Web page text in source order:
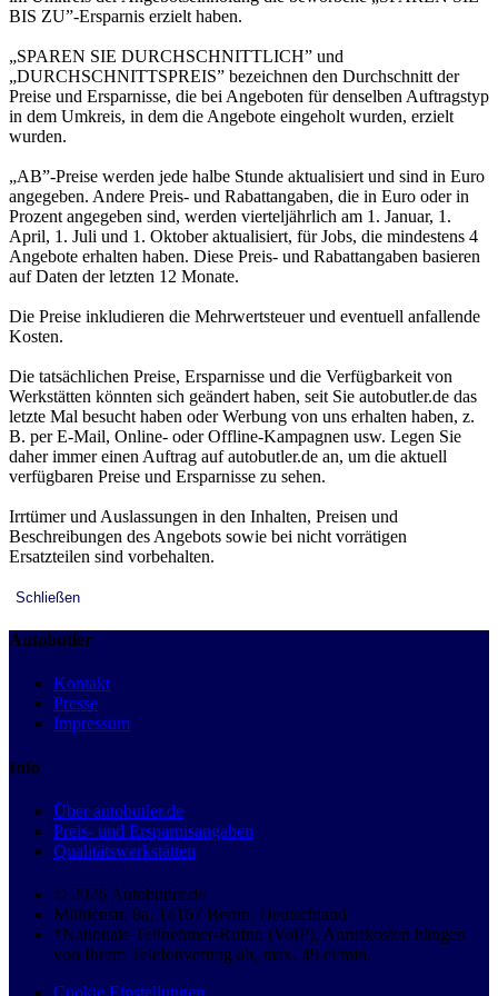
BIS ZU”-Ersparnis erzielt haben.
„SPAREN SIE DURCHSCHNITTLICH” und
„DURCHSCHNITTSPREIS” bezeichnen den Durchschnitt der
Preise und Ersparnisse, die bei Angeboten für denselben Auftragstyp
in dem Umkreis, in dem die Angebote eingeholt wurden, erzielt
wurden.
„AB”-Preise werden jede halbe Stunde aktualisiert und sind in Euro
angegeben. Andere Preis- und Rabattangaben, die in Euro oder in
Prozent angegeben sind, werden vierteljährlich am 1. Januar, 1.
April, 1. Juli und 1. Oktober aktualisiert, für Jobs, die mindestens 4
Angebote erhalten haben. Diese Preis- und Rabattangaben basieren
auf Daten der letzten 12 Monate.
Die Preise inkludieren die Mehrwertsteuer und eventuell anfallende
Kosten.
Die tatsächlichen Preise, Ersparnisse und die Verfügbarkeit von
Werkstätten könnten sich geändert haben, seit Sie autobutler.de das
letzte Mal besucht haben oder Werbung von uns erhalten haben, z.
B. per E-Mail, Online- oder Offline-Kampagnen usw. Legen Sie
daher immer einen Auftrag auf autobutler.de an, um die aktuell
verfügbaren Preise und Ersparnisse zu sehen.
Irrtümer und Auslassungen in den Inhalten, Preisen und
Beschreibungen des Angebots sowie bei nicht vorrätigen
Ersatzteilen sind vorbehalten.
Schließen
Autobutler
Kontakt
Presse
Impressum
Info
Über autobutler.de
Preis- und Ersparnisangaben
Qualitätswerkstätten
© 2026 Autobutler.de
Mühlenstr. 8a, 14167 Berlin, Deutschland
*Nationale Teilnehmer-Rufnr. (VoIP), Anrufkosten hängen
von Ihrem Telefonvertrag ab, max. 49 ct/min.